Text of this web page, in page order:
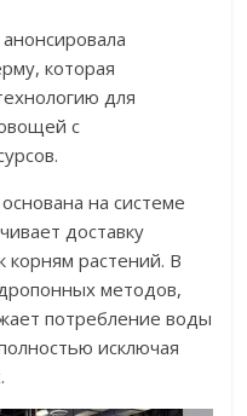
которая
для
с
на системе
доставку
корням растений. В
методов,
потребление воды
исключая